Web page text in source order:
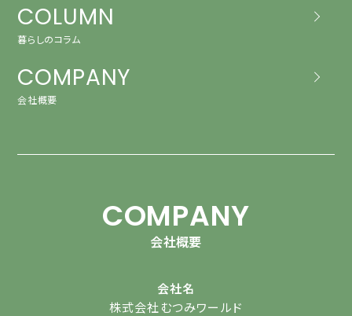
COLUMN
暮らしのコラム
COMPANY
会社概要
COMPANY
会社概要
会社名
株式会社むつみワールド